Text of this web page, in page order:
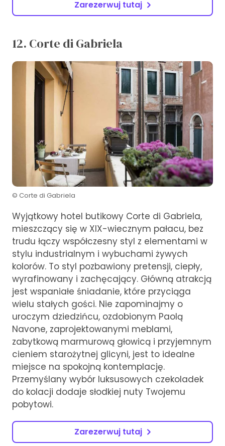
Zarezerwuj tutaj
12. Corte di Gabriela
© Corte di Gabriela
Wyjątkowy hotel butikowy Corte di Gabriela,
mieszczący się w XIX-wiecznym pałacu, bez
trudu łączy współczesny styl z elementami w
stylu industrialnym i wybuchami żywych
kolorów. To styl pozbawiony pretensji, ciepły,
wyrafinowany i zachęcający. Główną atrakcją
jest wspaniałe śniadanie, które przyciąga
wielu stałych gości. Nie zapominajmy o
uroczym dziedzińcu, ozdobionym Paolą
Navone, zaprojektowanymi meblami,
zabytkową marmurową głowicą i przyjemnym
cieniem starożytnej glicyni, jest to idealne
miejsce na spokojną kontemplację.
Przemyślany wybór luksusowych czekoladek
do kolacji dodaje słodkiej nuty Twojemu
pobytowi.
Zarezerwuj tutaj